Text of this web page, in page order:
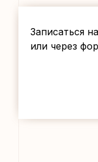
Записаться
или через